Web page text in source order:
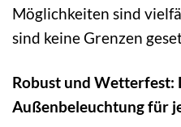
Möglichkeiten sind
sind keine Grenzen
Robust und Wetterfest:
Außenbeleuchtung für